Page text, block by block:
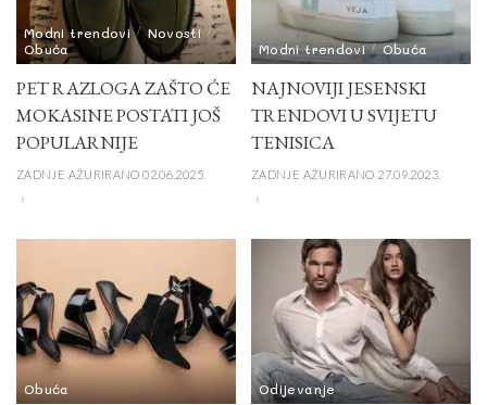
Modni trendovi
Novosti
Obuća
PET RAZLOGA ZAŠTO ĆE
MOKASINE POSTATI JOŠ
POPULARNIJE
ZADNJE AŽURIRANO 02.06.2025.
Modni trendovi Obuća
NAJNOVIJI JESENSKI
TRENDOVI U SVIJETU
TENISICA
ZADNJE AŽURIRANO 27.09.2023.
Obuća Odijevanje